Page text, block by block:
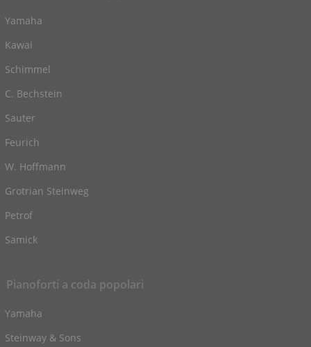
Yamaha
Kawai
Schimmel
C. Bechstein
Sauter
Feurich
W. Hoffmann
Grotrian Steinweg
Petrof
Samick
Pianoforti a coda popolari
Yamaha
Steinway & Sons